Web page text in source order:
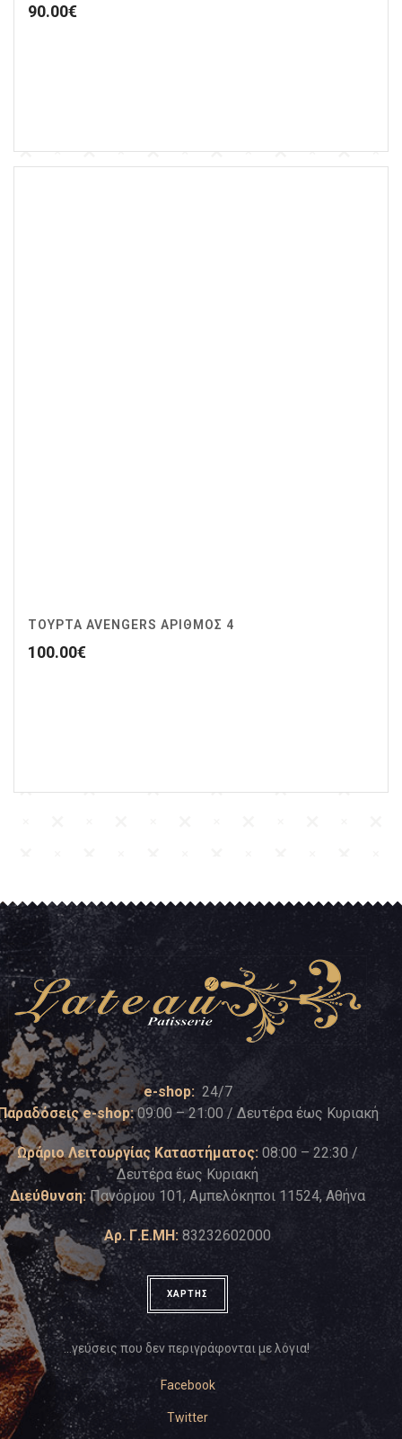
90.00€
ΤΟΥΡΤΑ AVENGERS ΑΡΙΘΜΌΣ 4
100.00€
e-shop: 24/7
e-shop:09:00 – 21:00 / Δευτέρα έως Κυριακή
Ωράριο Λειτουργίας Καταστήματος: 08:00 – 22:30 /
Δευτέρα έως Κυριακή
Διεύθυνση: Πανόρμου 101, Αμπελόκηποι 11524, Αθήνα
Αρ. Γ.Ε.ΜΗ: 83232602000
ΧΑΡΤΗΣ
…γεύσεις που δεν περιγράφονται με λόγια!
Facebook
Twitter